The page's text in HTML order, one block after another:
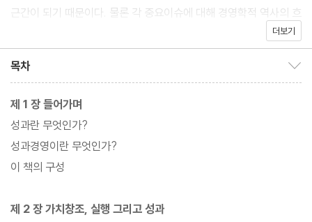
근간이 되기 때문이다. 물론 각 중요이슈에 대해 경영학적 역사의 흐
름, 핵심이론을 설명하고 있다. 이것은 경영학도들이 읽어보아도 매
중요요소의 핵심이론과 개념을 근간으로 한국기업의 성과관리 운영
의 문제점을 들추어내었다. 그리고 각 문제에 대한 올바른 운영방법
을 제시해 놓았다. 이러한 해결책들은 성과관리의 계획-실행-평가
및 피드백의 관리사이클에 맞게 정리하여 실무자들도 이해하기 용
이하게 되어있다.
더보기
목차
제 1 장 들어가며
성과란 무엇인가?
성과경영이란 무엇인가?
이 책의 구성
제 2 장 가치창조, 실행 그리고 성과